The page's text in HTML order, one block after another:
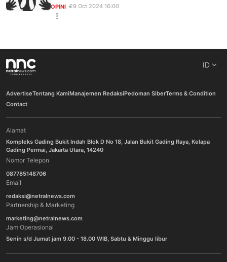
OPINI 29 Oct 2024 16:00
ID
AdvertiseTentang KamiManajemen RedaksiPedoman SiberTerms & Condition
Contact
Alamat
Kompleks Gading Bukit Indah Blok D No 18, Jalan Bukit Gading Raya, Kelapa
Gading Permai, Jakarta Utara, 14240
Nomor Telepon
087785148706
Email
redaksi@netralnews.com
Partnership & Marketing
marketing@netralnews.com
Jam Operasional
Senin s/d Jumat jam 9.00 - 18.00 WIB, Sabtu & Minggu libur